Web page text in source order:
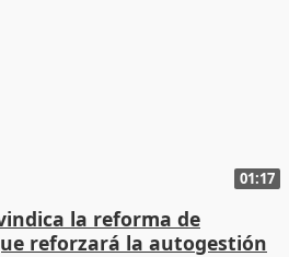
01:17
la reforma de
reforzará la autogestión